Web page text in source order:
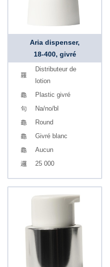
Aria dispenser,
18-400, givré
Distributeur de
lotion
Plastic givré
Na/no/bl
Round
Givré blanc
Aucun
25 000